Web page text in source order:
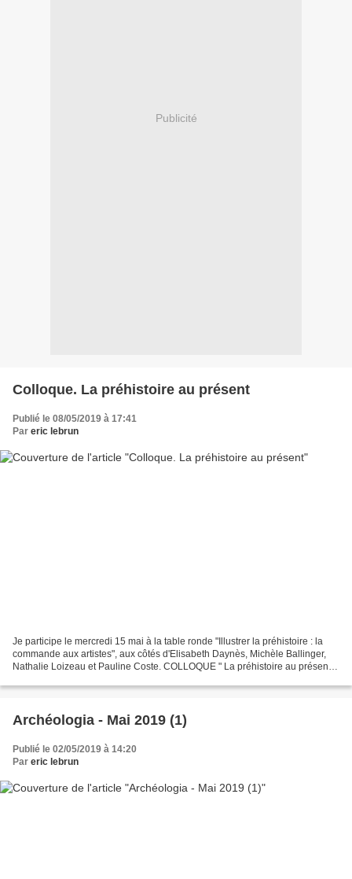
Publicité
Colloque. La préhistoire au présent
Publié le 08/05/2019 à 17:41
Par eric lebrun
Je participe le mercredi 15 mai à la table ronde "Illustrer la préhistoire : la
commande aux artistes", aux côtés d'Elisabeth Daynès, Michèle Ballinger,
Nathalie Loizeau et Pauline Coste. COLLOQUE " La préhistoire au présent :
Archéologia - Mai 2019 (1)
Publié le 02/05/2019 à 14:20
Par eric lebrun